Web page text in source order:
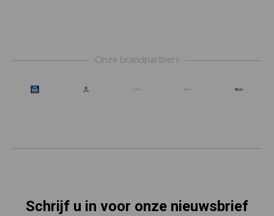
Onze brandpartners
Schrijf u in voor onze nieuwsbrief